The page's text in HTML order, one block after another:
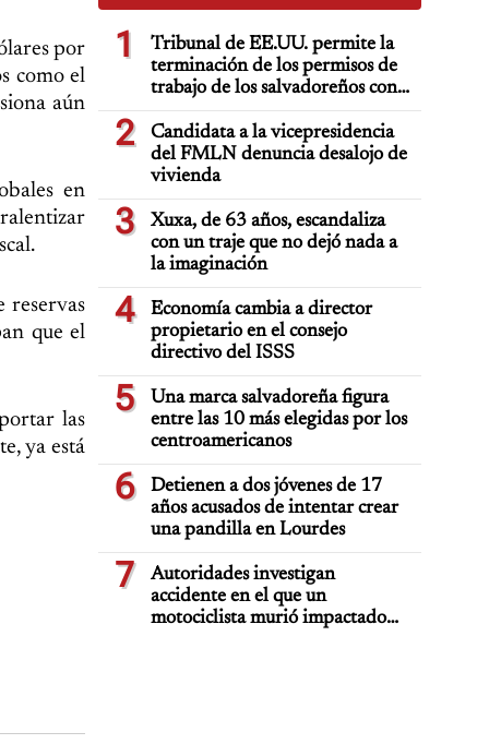
por
como el
aún
en
reservas
que el
las
ya está
1
Tribunal de EE.UU. permite la
terminación de los permisos de
trabajo de los salvadoreños con
TPS
2
Candidata a la vicepresidencia
del FMLN denuncia desalojo de
vivienda
3
Xuxa, de 63 años, escandaliza
con un traje que no dejó nada a
la imaginación
4
Economía cambia a director
propietario en el consejo
directivo del ISSS
5
Una marca salvadoreña figura
entre las 10 más elegidas por los
centroamericanos
6
Detienen a dos jóvenes de 17
años acusados de intentar crear
una pandilla en Lourdes
7
Autoridades investigan
accidente en el que un
motociclista murió impactado